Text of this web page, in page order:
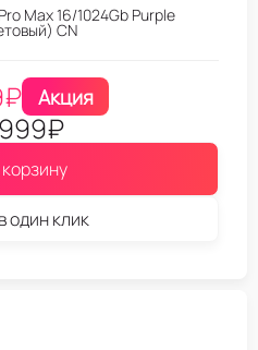
Max 16/1024Gb Purple
CN
₽ Акция
₽
один клик